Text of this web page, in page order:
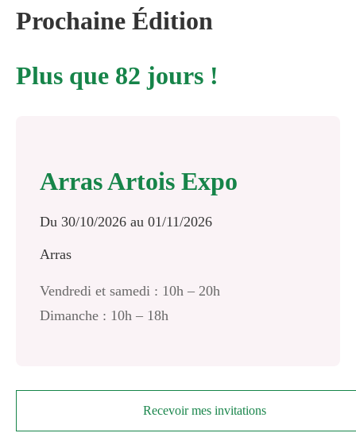
Prochaine Édition
Plus que 82 jours !
Arras Artois Expo
Du 30/10/2026 au 01/11/2026
Arras
Vendredi et samedi : 10h – 20h
Dimanche : 10h – 18h
Recevoir mes invitations